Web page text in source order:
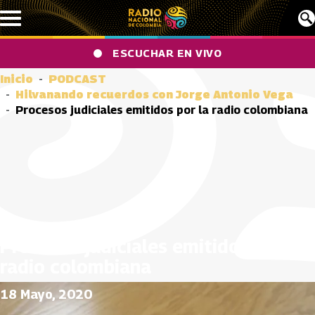
Pasar al contenido principal
ESCUCHAR EN VIVO
Inicio
PODCAST
Hilvanando recuerdos con Jorge Antonio Vega
Procesos judiciales emitidos por la radio colombiana
18 Mayo, 2020